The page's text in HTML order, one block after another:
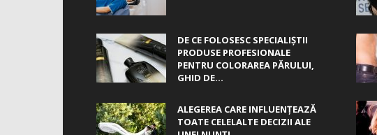
DE CE FOLOSESC SPECIALIȘTII
PRODUSE PROFESIONALE
PENTRU COLORAREA PĂRULUI,
GHID DE...
ALEGEREA CARE INFLUENȚEAZĂ
TOATE CELELALTE DECIZII ALE